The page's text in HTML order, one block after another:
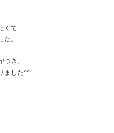
くて
。
き、
ました^^